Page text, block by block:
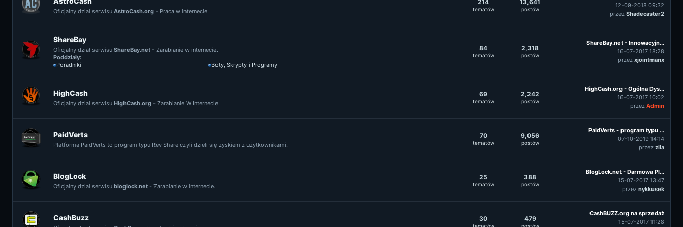
Oficjalny dział serwisu AstroCash.org - Praca w internecie.
214
tematów
13,641
postów
12-09-2018 09:32
przez Shadecaster2
ShareBay
Oficjalny dział serwisu ShareBay.net - Zarabianie w internecie.
Poddziały:
Poradniki
Boty, Skrypty i Programy
84
tematów
2,318
postów
ShareBay.net - Innowacyjn...
16-07-2017 18:28
przez xjointmanx
HighCash
Oficjalny dział serwisu HighCash.org - Zarabianie W Internecie.
69
tematów
2,242
postów
HighCash.org - Ogólna Dys...
16-07-2017 10:02
przez Admin
PaidVerts
Platforma PaidVerts to program typu Rev Share czyli dzieli się zyskiem z użytkownikami.
70
tematów
9,056
postów
PaidVerts - program typu ...
07-10-2019 14:14
przez zila
BlogLock
Oficjalny dział serwisu bloglock.net - Zarabianie w internecie.
25
tematów
388
postów
BlogLock.net - Darmowa Pl...
15-07-2017 13:47
przez nykkusek
CashBuzz 30 479
CashBUZZ.org na sprzedaż
15-07-2017 11:28